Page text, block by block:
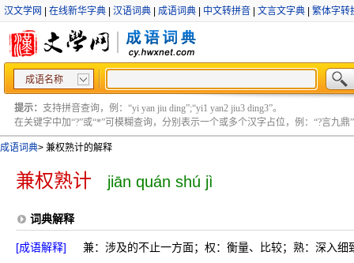
汉文学网 在线新华字典 汉语词典 成语词典 中文转拼音 文言文字典 繁体字转
成语名称
提示： 支持拼音查询，例：“yi yan jiu ding”;“yi1 yan2 jiu3 ding3”。
在关键字中加“?”或“*”可模糊查询，分别表示一个或多个汉字占位，例：“?言九鼎”
成语词典> 兼权熟计的解释
兼权熟计 jiān quán shú jì
词典解释
[成语解释]
兼：涉及的不止一方面；权：衡量、比较；熟：深入